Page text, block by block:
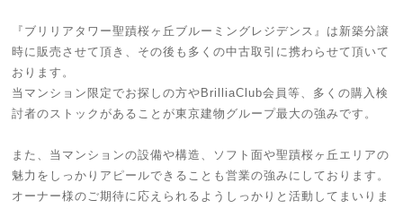
『ブリリアタワー聖蹟桜ヶ丘ブルーミングレジデンス』は新築分譲
時に販売させて頂き、その後も多くの中古取引に携わらせて頂いて
おります。
当マンション限定でお探しの方やBrilliaClub会員等、多くの購入検
討者のストックがあることが東京建物グループ最大の強みです。
また、当マンションの設備や構造、ソフト面や聖蹟桜ヶ丘エリアの
魅力をしっかりアピールできることも営業の強みにしております。
オーナー様のご期待に応えられるようしっかりと活動してまいりま